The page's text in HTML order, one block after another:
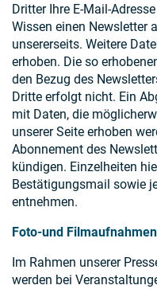
Dritter Ihre E-Mail-
Wissen einen Newsletter
unsererseits. Weitere
erhoben. Die so
den Bezug des
Dritte erfolgt nicht. Ein
mit Daten, die
unserer Seite erhoben
Abonnement des
kündigen. Einzelheiten
Bestätigungsmail sowie
entnehmen.
Foto-und Filmaufnahmen
Im Rahmen unserer
werden bei